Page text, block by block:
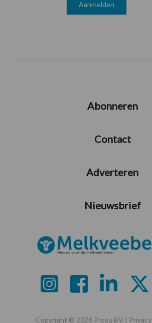
Abonneren
Contact
Adverteren
Nieuwsbrief
Copyright © 2026 Prosu BV | Privacy